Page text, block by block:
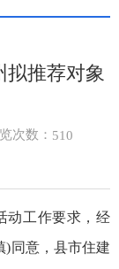
拟推荐对象
次数： 510
动工作要求，经
)同意，县市住建